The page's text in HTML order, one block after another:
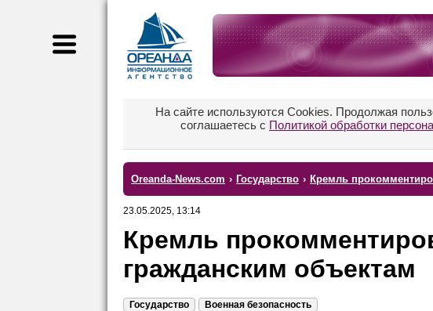
На сайте используются Cookies. Продолжая
соглашаетесь с Политикой обработки
Oreanda-News.com › Государство › Кремль
23.05.2025, 13:14
Кремль
гражданским объектам
Государство Военная безопасность